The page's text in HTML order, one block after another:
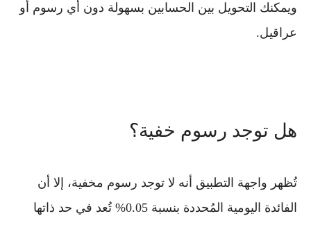
ويمكنك التحويل بين الحسابين بسهولة دون أي رسوم أو
عراقيل.
هل توجد رسوم خفية؟
تُظهر واجهة التطبيق أنه لا توجد رسوم مخفية، إلا أن
الفائدة اليومية المُحددة بنسبة 0.05% تُعد في حد ذاتها